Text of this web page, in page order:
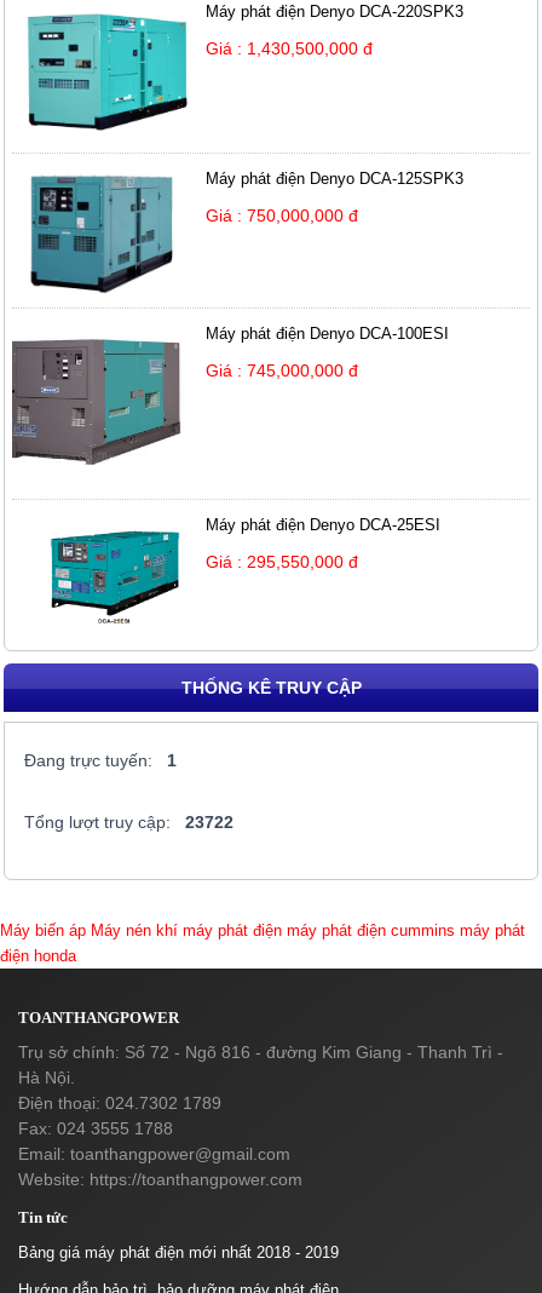
Máy phát điện Denyo DCA-220SPK3
Giá : 1,430,500,000 đ
Máy phát điện Denyo DCA-125SPK3
Giá : 750,000,000 đ
Máy phát điện Denyo DCA-100ESI
Giá : 745,000,000 đ
Máy phát điện Denyo DCA-25ESI
Giá : 295,550,000 đ
THỐNG KÊ TRUY CẬP
Đang trực tuyến: 1
Tổng lượt truy cập: 23722
Máy biến áp Máy nén khí máy phát điện máy phát điện cummins máy phát
điện honda
TOANTHANGPOWER
Trụ sở chính: Số 72 - Ngõ 816 - đường Kim Giang - Thanh Trì -
Hà Nội.
Điện thoại: 024.7302 1789
Fax: 024 3555 1788
Email: toanthangpower@gmail.com
Website: https://toanthangpower.com
Tin tức
Bảng giá máy phát điện mới nhất 2018 - 2019